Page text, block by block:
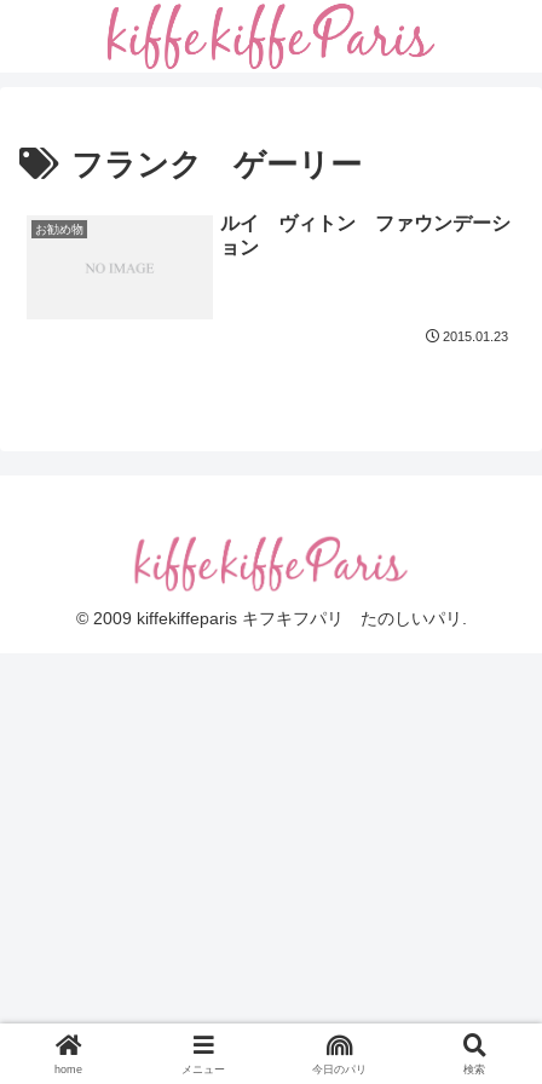
フランク ゲーリー
お勧め物
ルイ ヴィトン ファウンデーシ
ョン
2015.01.23
© 2009 kiffekiffeparis キフキフパリ たのしいパリ.
home メニュー 今日のパリ 検索